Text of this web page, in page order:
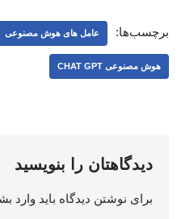
برچسب‌ها: عامل‌ های هوش مصنوعی
هوش مصنوعی CHAT GPT
دیدگاهتان را بنویسید
برای نوشتن دیدگاه باید وارد